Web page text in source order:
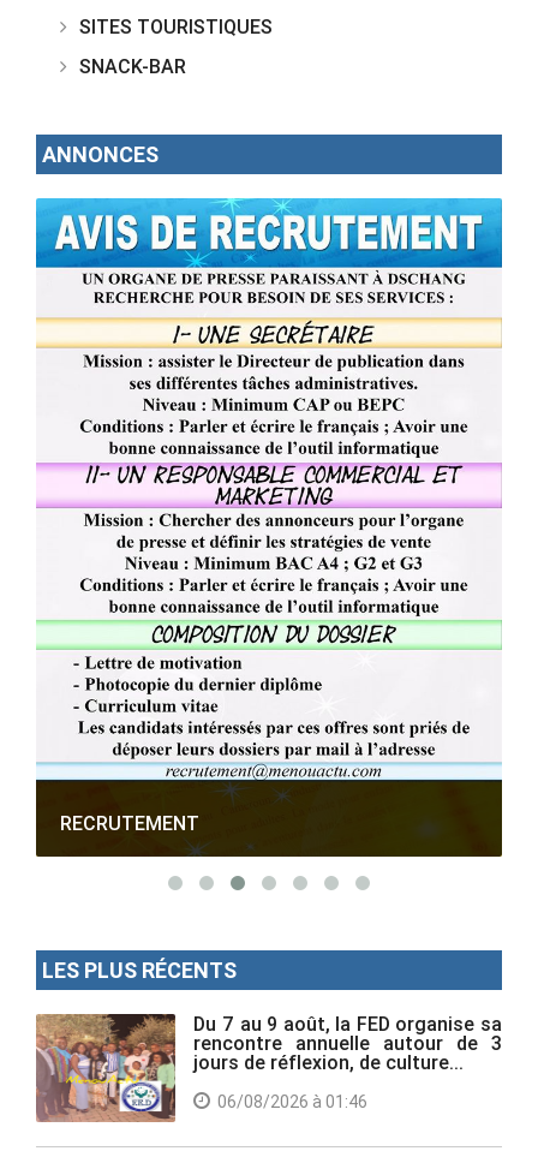
SITES TOURISTIQUES
SNACK-BAR
ANNONCES
RECRUTEMENT
LES PLUS RÉCENTS
Du 7 au 9 août, la FED organise sa
rencontre annuelle autour de 3
jours de réflexion, de culture...
06/08/2026 à 01:46